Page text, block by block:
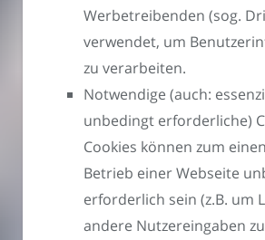
Werbetreibenden (sog.
verwendet, um
zu verarbeiten.
Notwendige (auch:
unbedingt erforderliche)
Cookies können zum
Betrieb einer Webseite
erforderlich sein (z.B. um
andere Nutzereingaben